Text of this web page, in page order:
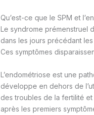
Qu’est-ce que le SPM et
Le syndrome prémenstruel
dans les jours précédant
Ces symptômes
L’endométriose est une
développe en dehors de
des troubles de la fertilité
après les premiers